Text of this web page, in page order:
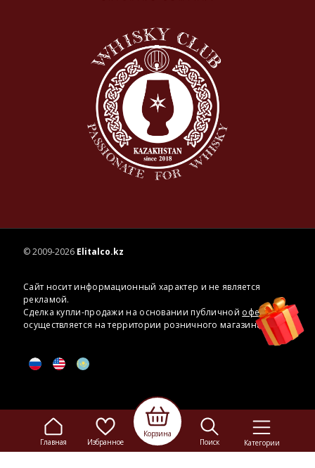
Главная Избранное
Корзина
Поиск
Категории
© 2009-2026 Elitalco.kz
Сайт носит информационный характер и не является
рекламой.
Сделка купли-продажи на основании публичной оферты
осуществляется на территории розничного магазина.